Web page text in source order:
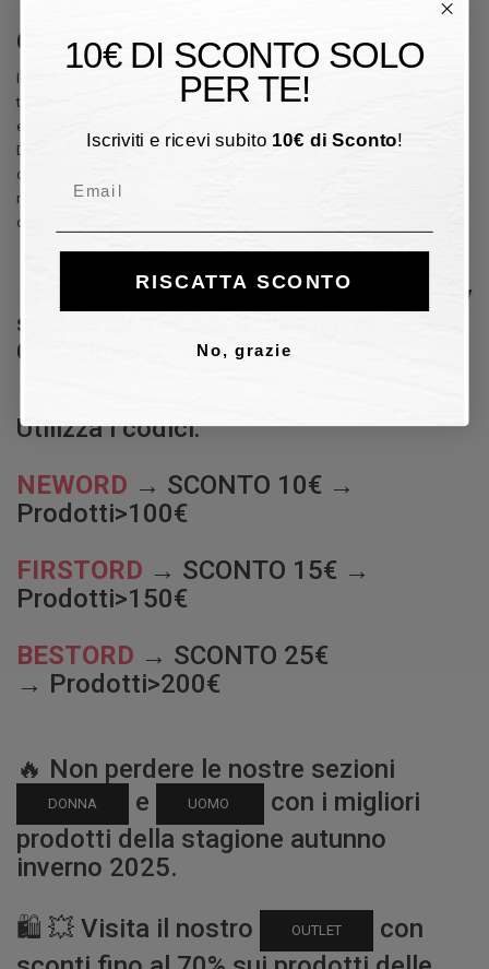
Conclusione
Il Black Friday è un fenomeno che ha attraversato decenni e continenti,
trasformandosi da giornata caotica post-festiva a simbolo di shopping
e grandi occasioni.
Da
Guidi Calzature rappresenta un’opportunità per mettere al centro i
clienti e offrire loro un momento speciale all’interno dell’anno,
mantenendo sempre alta la qualità e la cura che contraddistinguono
ogni scelta del brand.
🛒 Approfitta delle offerte Black Friday
su Scarpe e Borse delle Nuove
Collezioni.
Utilizza i codici:
NEWORD → SCONTO 10€ →
Prodotti>100€
FIRSTORD → SCONTO 15€ →
Prodotti>150€
BESTORD → SCONTO 25€
→ Prodotti>200€
🔥 Non perdere le nostre sezioni
DONNA e UOMO
con i migliori
prodotti della stagione autunno
inverno 2025.
🛍️ 💥 Visita il nostro OUTLET
con
10€ DI SCONTO SOLO
PER TE!
Iscriviti e ricevi subito 10€ di Sconto!
RISCATTA SCONTO
No, grazie